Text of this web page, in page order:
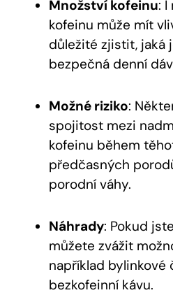
Množství kofeinu: I
kofeinu může mít
důležité zjistit, jaká‌
bezpečná ‍denní⁢
Možné riziko:
spojitost‍ mezi
kofeinu během
předčasných‍
⁣porodní ⁤váhy.
Náhrady:⁣ Pokud
můžete zvážit
například bylinkové
bezkofeinní kávu.